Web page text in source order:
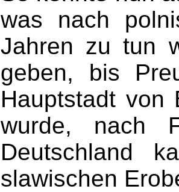
was nach
Jahren zu tun
geben, bis
Hauptstadt von
wurde, nach
Deutschland
slawischen